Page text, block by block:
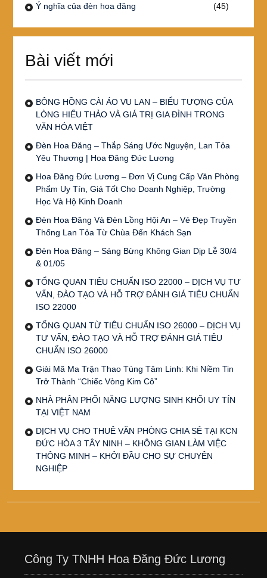
Ý nghĩa của đèn hoa đăng
(45)
Bài viết mới
BÔNG HỒNG CÀI ÁO VU LAN – BIỂU TƯỢNG CỦA
LÒNG HIẾU THẢO VÀ GIÁ TRỊ GIA ĐÌNH TRONG
VĂN HÓA VIỆT
Đèn Hoa Đăng – Thắp Sáng Ước Nguyện, Lan Tỏa
Yêu Thương | Hoa Đăng Đức Lương
Hoa Đăng Đức Lương – Đơn Vị Cung Cấp Văn Phòng
Phẩm Uy Tín, Giá Tốt Cho Doanh Nghiệp, Trường
Học Và Hộ Kinh Doanh
Đèn Hoa Đăng Và Đèn Lồng Hội An – Vẻ Đẹp Truyền
Thống Lan Tỏa Từ Chùa Đến Khách Sạn
Đèn Hoa Đăng – Sáng Bừng Không Gian Dịp Lễ 30/4
& 01/05
TỔNG QUAN TIÊU CHUẨN ISO 22000 – DỊCH VỤ TƯ
VẤN, ĐÀO TẠO VÀ HỖ TRỢ ĐÁNH GIÁ TIÊU CHUẨN
ISO 22000
TỔNG QUAN TỪ TIÊU CHUẨN ISO 26000 – DỊCH VỤ
TƯ VẤN, ĐÀO TẠO VÀ HỖ TRỢ ĐÁNH GIÁ TIÊU
CHUẨN ISO 26000
Giải Mã Ma Trận Thao Túng Tâm Linh: Khi Niềm Tin
Trở Thành “Chiếc Vòng Kim Cô”
NHÀ PHÂN PHỐI NĂNG LƯỢNG SINH KHỐI UY TÍN
TẠI VIỆT NAM
DỊCH VỤ CHO THUÊ VĂN PHÒNG CHIA SẺ TẠI KCN
ĐỨC HÒA 3 TÂY NINH – KHÔNG GIAN LÀM VIỆC
THÔNG MINH – KHỞI ĐẦU CHO SỰ CHUYÊN
NGHIỆP
Công Ty TNHH Hoa Đăng Đức Lương